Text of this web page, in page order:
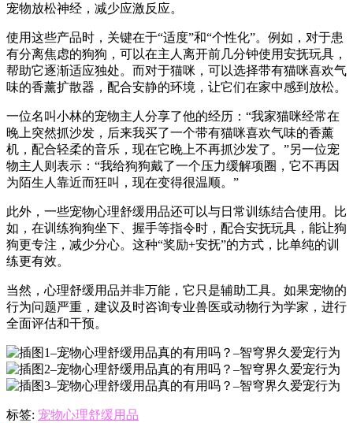
宠物放松神经，减少应激反应。
使用这些产品时，关键在于“适度”和“个性化”。例如，对于患
有分离焦虑的狗狗，可以在主人离开前几分钟使用安抚玩具，
帮助它逐渐适应独处。而对于猫咪，可以选择带有猫咪喜欢气
味的香薰扩散器，配合安静的环境，让它们在家中感到放松。
一位名叫小林的宠物主人分享了他的经历：“我家猫咪经常在
晚上突然抓沙发，后来我买了一个带有猫咪喜欢气味的香薰
机，配合轻柔的音乐，现在它晚上不再抓沙发了。”另一位宠
物主人则表示：“我给狗狗戴了一个压力缓解项圈，它不再因
为陌生人靠近而狂叫，现在变得很温顺。”
此外，一些宠物心理舒缓用品还可以与日常训练结合使用。比
如，在训练狗狗坐下、握手等指令时，配合安抚玩具，能让狗
狗更专注，减少分心。这种“奖励+安抚”的方式，比单纯的训
练更有效。
当然，心理舒缓用品并非万能，它只是辅助工具。如果宠物的
行为问题严重，建议及时咨询专业兽医或动物行为学家，进行
全面评估和干预。
标签: 宠物心理舒缓用品